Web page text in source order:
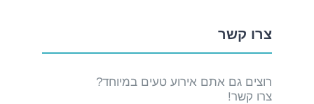
צרו קשר
רוצים גם אתם אירוע טעים במיוחד?
צרו קשר!